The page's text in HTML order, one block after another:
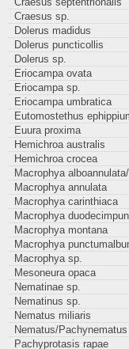
Craesus sp.
Dolerus madidus
Dolerus puncticollis
Dolerus sp.
Eriocampa ovata
Eriocampa sp.
Eriocampa umbratica
Eutomostethus
Euura proxima
Hemichroa australis
Hemichroa crocea
Macrophya
Macrophya annulata
Macrophya carinthiaca
Macrophya
Macrophya montana
Macrophya
Macrophya sp.
Mesoneura opaca
Nematinae sp.
Nematinus sp.
Nematus miliaris
Nematus/
Pachyprotasis rapae